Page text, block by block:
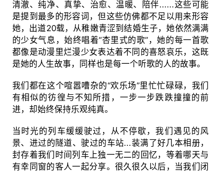
清澈、纯净、真挚、治愈、温暖、陪伴......这些可能
是提到最多的形容词，但这些仿佛都不足以用来形容
她，出道20载，从稚嫩青涩到结婚生子，她依然满满
的少女气息，始终唱着“杏里式的歌”，她的每一首歌
都像是动漫里烂漫少女表达着不同的喜怒哀乐，这既
是她的人生故事，同样也是每一个听歌的人的故事。
我们都在这个喧嚣嘈杂的“欢乐场”里忙忙碌碌，我们
有相似的彷徨与不知所措，一步一步跌跌撞撞的前
进，却始终保持乐观纯真。
当时光的列车缓缓驶过，从不停歇，我们遇见的风
景、进过的隧道、驶过的车站...装满了好几本相册，
封存着我们时间列车上独一无二的回忆，等着哪天与
有幸同窗的客人一起分享。很久很久以后，当我们闭